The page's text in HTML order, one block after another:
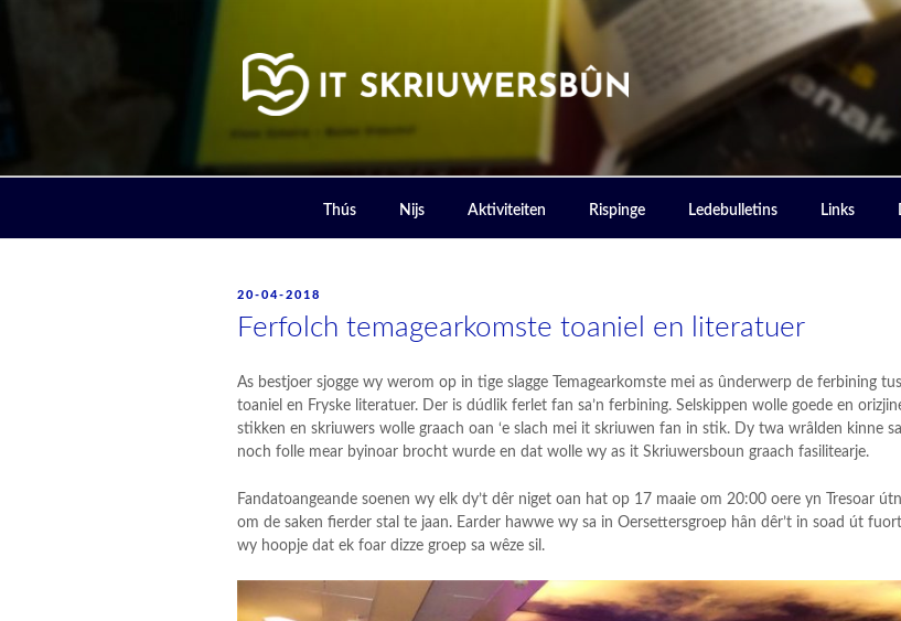
IT SKRIUWERSBOUN
Thús Nijs Aktiviteiten Rispinge Ledebulletins Links
POSTED
20-04-2018
Ferfolch temagearkomste toaniel en literatuer
As bestjoer sjogge wy werom op in tige slagge Temagearkomste mei as ûnderwerp de ferbining
toaniel en Fryske literatuer. Der is dúdlik ferlet fan sa’n ferbining. Selskippen wolle goede en
stikken en skriuwers wolle graach oan ‘e slach mei it skriuwen fan in stik. Dy twa wrâlden kinne
noch folle mear byinoar brocht wurde en dat wolle wy as it Skriuwersboun graach fasilitearje.
Fandatoangeande soenen wy elk dy’t dêr niget oan hat op 17 maaie om 20:00 oere yn Tresoar
om de saken fierder stal te jaan. Earder hawwe wy sa in Oersettersgroep hân dêr’t in soad út
wy hoopje dat ek foar dizze groep sa wêze sil.